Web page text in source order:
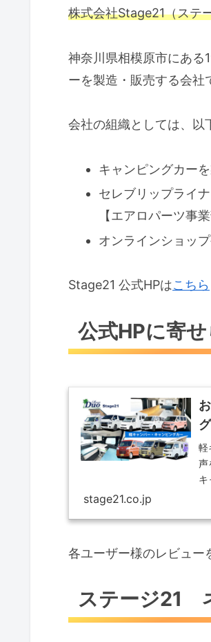
株式会社Stage21（ステ
神奈川県相模原市にある
ーを製造・販売する会社
会社の組織としては、以
キャンピングカー
セレブリップライ
【エアロパーツ事業
オンラインショッ
Stage21 公式HPはこちら
公式HPに寄
軽
声
キ
stage21.co.jp
各ユーザー様のレビュー
ステージ21